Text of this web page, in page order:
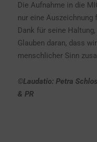
Die Aufnahme in die
nur eine Auszeichnung
Dank für seine
Glauben daran, dass
menschlicher Sinn
©Laudatio: Petra
& PR